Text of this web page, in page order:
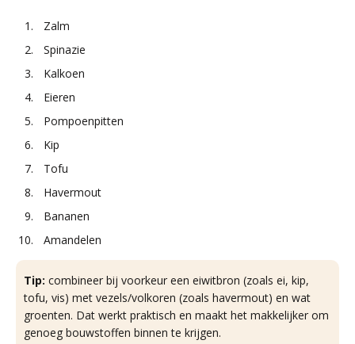
Zalm
Spinazie
Kalkoen
Eieren
Pompoenpitten
Kip
Tofu
Havermout
Bananen
Amandelen
Tip: combineer bij voorkeur een eiwitbron (zoals ei, kip,
tofu, vis) met vezels/volkoren (zoals havermout) en wat
groenten. Dat werkt praktisch en maakt het makkelijker om
genoeg bouwstoffen binnen te krijgen.